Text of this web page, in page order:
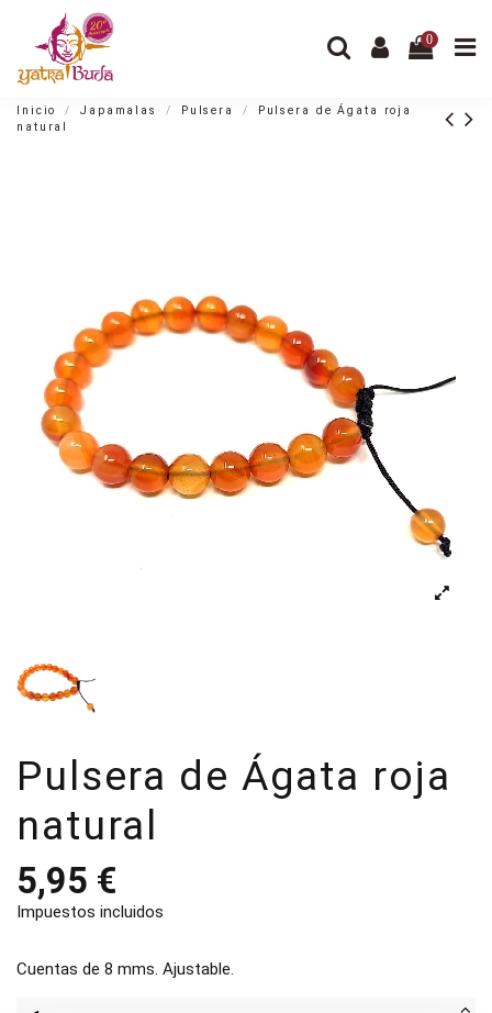
0
Inicio Japamalas Pulsera
Pulsera de Ágata roja
natural
Pulsera de Ágata roja
natural
5,95 €
Impuestos incluidos
Cuentas de 8 mms. Ajustable.